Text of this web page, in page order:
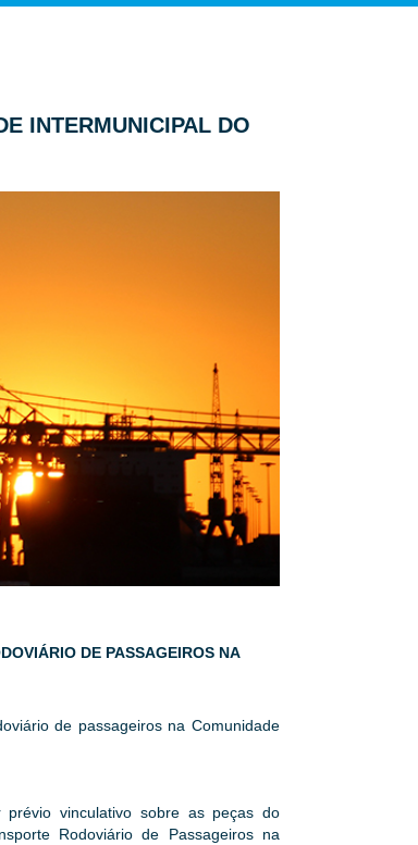
INTERMUNICIPAL DO
DE PASSAGEIROS NA
de passageiros na Comunidade
vinculativo sobre as peças do
Rodoviário de Passageiros na